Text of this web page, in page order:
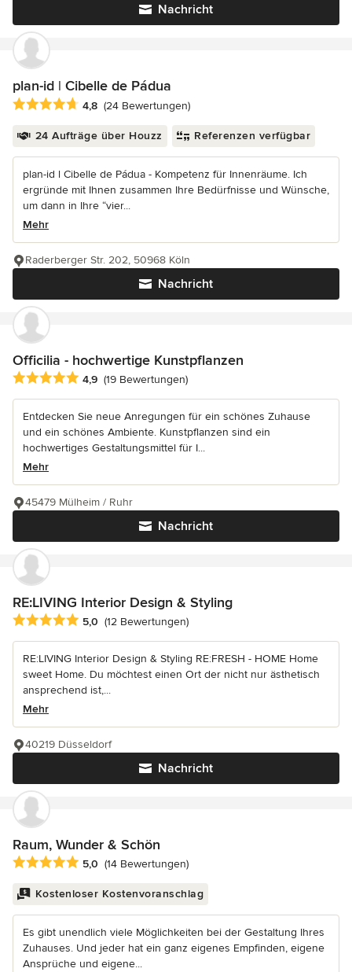
Nachricht
plan-id | Cibelle de Pádua
Durchschnittliche Bewertung: 4.8 von 5 Sternen
4,8 (24 Bewertungen)
24 Aufträge über Houzz Referenzen verfügbar
plan-id l Cibelle de Pádua - Kompetenz für Innenräume. Ich
ergründe mit Ihnen zusammen Ihre Bedürfnisse und Wünsche,
um dann in Ihre “vier...
Mehr
Nachricht
Raderberger Str. 202, 50968 Köln
Officilia - hochwertige Kunstpflanzen
Durchschnittliche Bewertung: 4.9 von 5 Sternen
4,9 (19 Bewertungen)
Entdecken Sie neue Anregungen für ein schönes Zuhause
und ein schönes Ambiente. Kunstpflanzen sind ein
hochwertiges Gestaltungsmittel für I...
Mehr
Nachricht
45479 Mülheim / Ruhr
RE:LIVING Interior Design & Styling
Durchschnittliche Bewertung: 5 von 5 Sternen
5,0 (12 Bewertungen)
RE:LIVING Interior Design & Styling RE:FRESH - HOME Home
sweet Home. Du möchtest einen Ort der nicht nur ästhetisch
ansprechend ist,...
Mehr
Nachricht
40219 Düsseldorf
Raum, Wunder & Schön
Durchschnittliche Bewertung: 5 von 5 Sternen
5,0 (14 Bewertungen)
Kostenloser Kostenvoranschlag
Es gibt unendlich viele Möglichkeiten bei der Gestaltung Ihres
Zuhauses. Und jeder hat ein ganz eigenes Empfinden, eigene
Ansprüche und eigene...